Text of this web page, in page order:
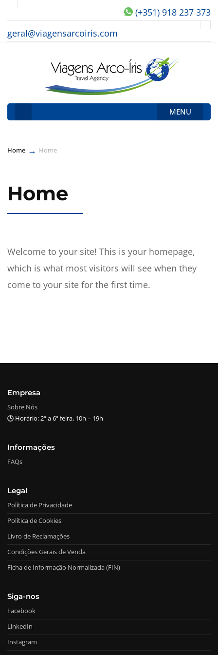
(+351) 918 237 373
geral@viagensarcoiris.com
MENU
Home → Home
Home
Welcome to your site! This is your homepage,
which is what most visitors will see when they
come to your site for the first time.
Empresa
Sobre Nós
🕒 Horário: 2ª a 6ª feira, 10h – 19h
Informações
FAQs
Legal
Política de Privacidade
Política de Cookies
Livro de Reclamações
Condições Gerais de Venda
Ficha de Informação Normalizada (FIN)
Siga-nos
Facebook
LinkedIn
Instagram